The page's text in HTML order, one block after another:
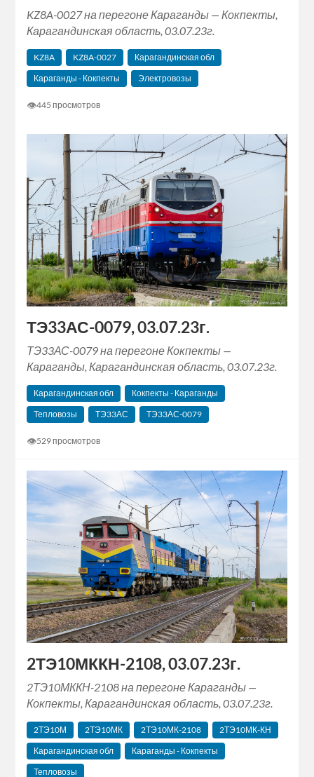
KZ8A-0027 на перегоне Караганды — Кокпекты,
Карагандинская область, 03.07.23г.
KZ8A KZ8A-0027
Карагандинская обл
Караганды - Кокпекты
Электровозы
👁445 просмотров
ТЭ33АС-0079, 03.07.23г.
ТЭ33АС-0079 на перегоне Кокпекты —
Караганды, Карагандинская область, 03.07.23г.
Карагандинская обл
Кокпекты - Караганды
Тепловозы
ТЭ33АС ТЭ33АС-0079
👁529 просмотров
2ТЭ10МККН-2108, 03.07.23г.
2ТЭ10МККН-2108 на перегоне Караганды —
Кокпекты, Карагандинская область, 03.07.23г.
2ТЭ10М 2ТЭ10МК 2ТЭ10МК-2108
2ТЭ10МК-КН
Карагандинская обл
Караганды - Кокпекты
Тепловозы